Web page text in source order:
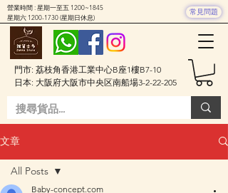
門市: 荔枝角香港工業中心B座1樓B7-10
日本: 大阪府大阪市中央区南船場3-2-22-205
營業時間 : 星期一至五 1200~1845
星期六 1200-1730(星期日休息)
常見問題
文章
All Posts
Baby-concept.com